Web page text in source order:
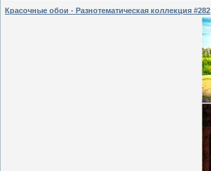
Красочные обои - Разнотематическая коллекция #282